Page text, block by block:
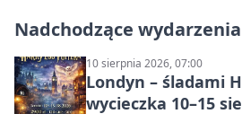
Nadchodzące wydarzenia
10 sierpnia 2026, 07:00
Londyn – śladami
wycieczka 10–15